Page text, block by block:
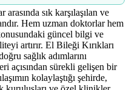
sık karşılaşılan ve
Hem uzman doktorlar hem
güncel bilgi ve
artırır. El Bileği Kırıkları
sağlık adımlarını
açısından sürekli gelişen bir
kolaylaştığı şehirde,